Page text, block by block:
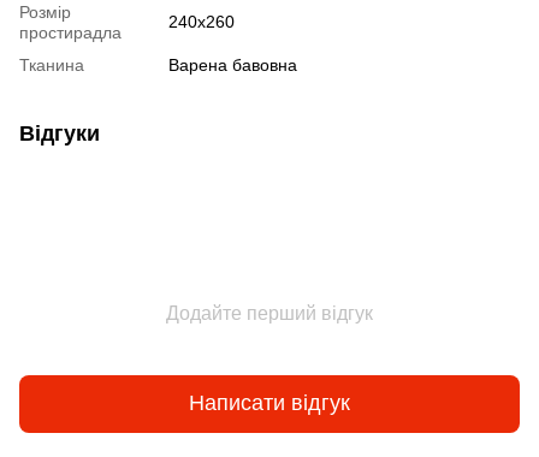
Розмір
простирадла
240х260
Тканина Варена бавовна
Відгуки
Додайте перший відгук
Написати відгук